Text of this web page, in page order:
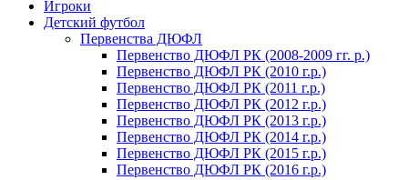
Игроки
Детский футбол
Первенства ДЮФЛ
Первенство ДЮФЛ РК (2008-2009 гг. р.)
Первенство ДЮФЛ РК (2010 г.р.)
Первенство ДЮФЛ РК (2011 г.р.)
Первенство ДЮФЛ РК (2012 г.р.)
Первенство ДЮФЛ РК (2013 г.р.)
Первенство ДЮФЛ РК (2014 г.р.)
Первенство ДЮФЛ РК (2015 г.р.)
Первенство ДЮФЛ РК (2016 г.р.)